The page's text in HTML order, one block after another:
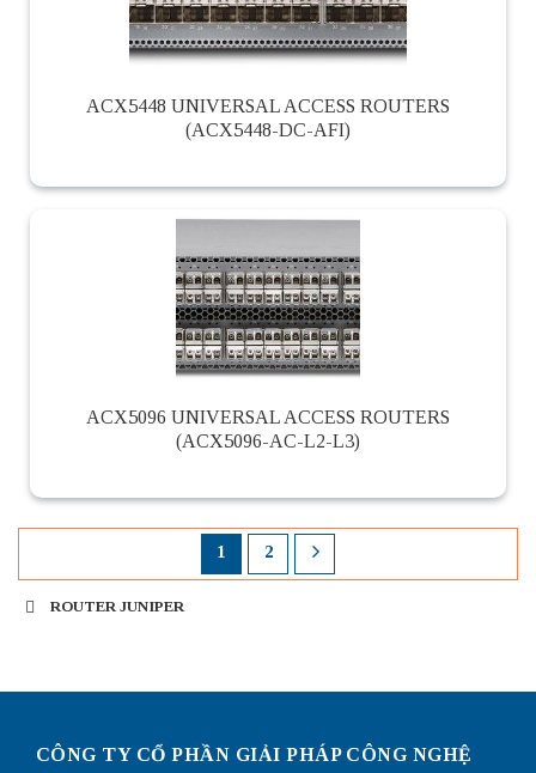
ACX5448 UNIVERSAL ACCESS ROUTERS
(ACX5448-DC-AFI)
ACX5096 UNIVERSAL ACCESS ROUTERS
(ACX5096-AC-L2-L3)
1 2
ROUTER JUNIPER
CÔNG TY CỔ PHẦN GIẢI PHÁP CÔNG NGHỆ